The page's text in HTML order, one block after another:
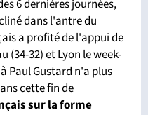
6 dernières journées,
dans l'antre du
a profité de l'appui de
(34-32) et Lyon le week-
Paul Gustard n'a plus
cette fin de
sur la forme